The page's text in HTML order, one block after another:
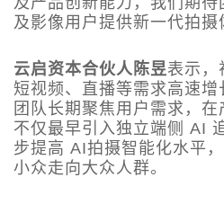
及影像用户提供新一代拍摄
云启资本合伙人陈昱表示，
短视频、直播等需求高速增
团队长期聚焦用户需求，在
不仅最早引入独立端侧 AI
步提高 AI拍摄智能化水平
小众走向大众人群。